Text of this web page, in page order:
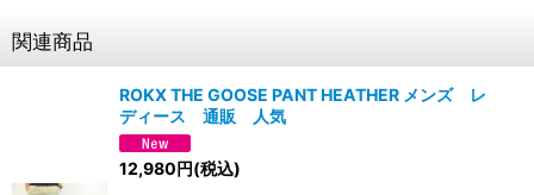
関連商品
ROKX THE GOOSE PANT HEATHER メンズ レ
ディース 通販 人気
12,980円(税込)